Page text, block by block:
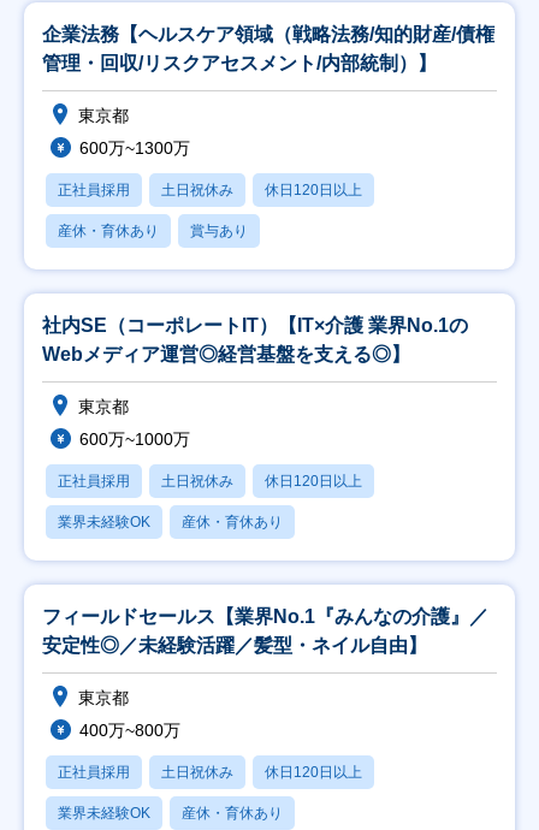
企業法務【ヘルスケア領域（戦略法務/知的財産/債権
管理・回収/リスクアセスメント/内部統制）】
東京都
600万~1300万
正社員採用 土日祝休み 休日120日以上
産休・育休あり 賞与あり
社内SE（コーポレートIT）【IT×介護 業界No.1の
Webメディア運営◎経営基盤を支える◎】
東京都
600万~1000万
正社員採用 土日祝休み 休日120日以上
業界未経験OK 産休・育休あり
フィールドセールス【業界No.1『みんなの介護』／
安定性◎／未経験活躍／髪型・ネイル自由】
東京都
400万~800万
正社員採用 土日祝休み 休日120日以上
業界未経験OK 産休・育休あり